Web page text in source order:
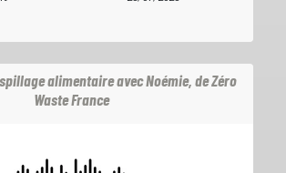
alimentaire avec Noémie, de Zéro
Waste France